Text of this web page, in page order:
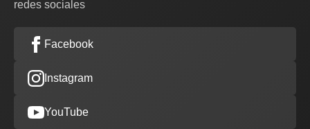
redes sociales
Facebook
Instagram
YouTube